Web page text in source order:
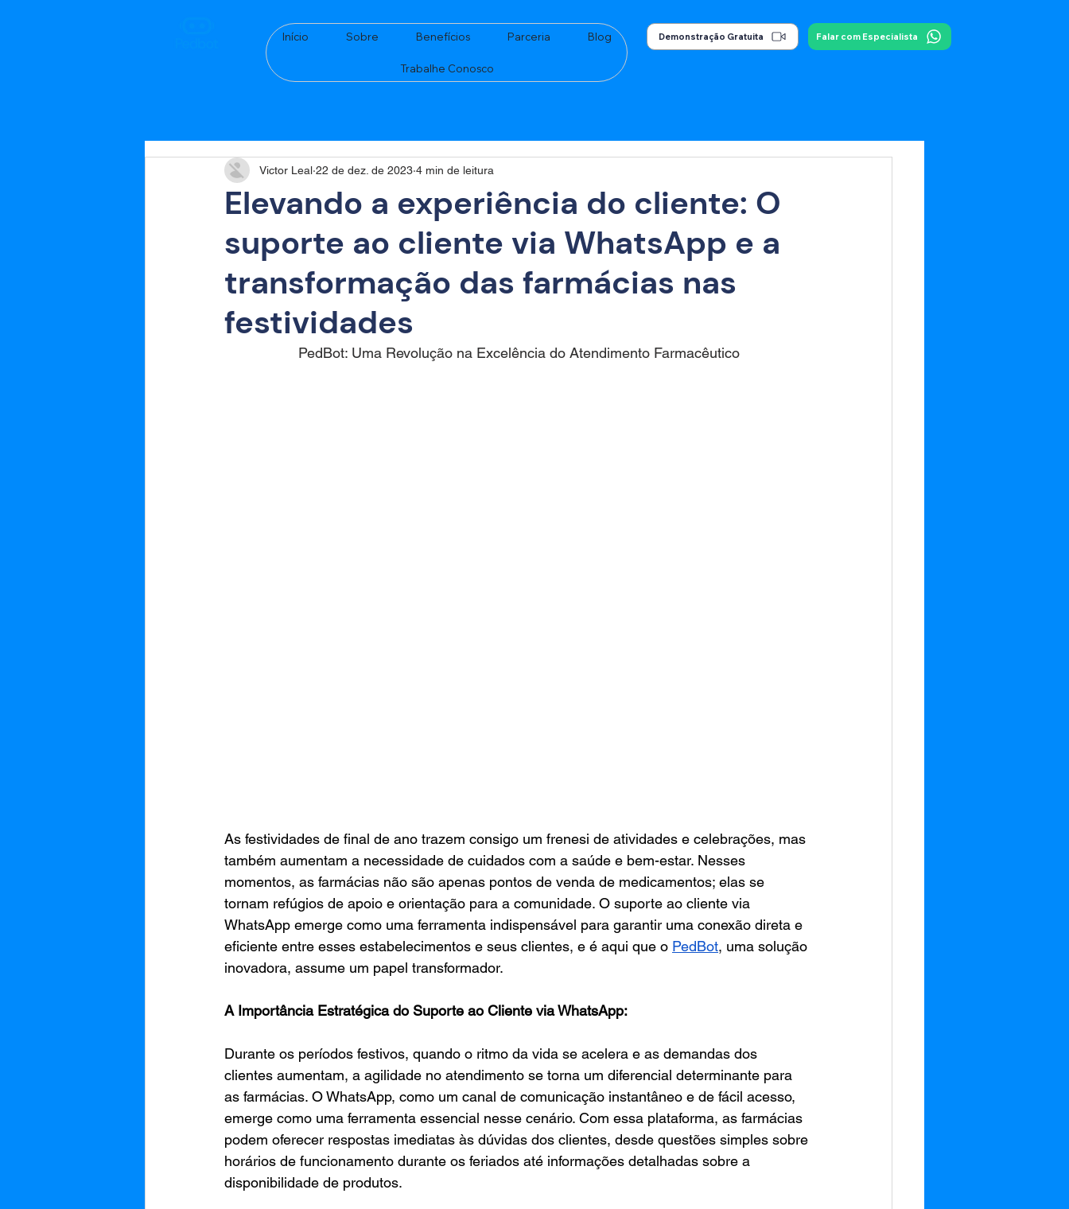
Início Sobre Benefícios Parceria Blog
Trabalhe Conosco
Demonstração Gratuita Falar com Especialista
Elevando a experiência do cliente: O
suporte ao cliente via WhatsApp e a
transformação das farmácias nas
festividades
Victor Leal 22 de dez. de 2023 4 min de leitura
PedBot: Uma Revolução na Excelência do Atendimento Farmacêutico
As festividades de final de ano trazem consigo um frenesi de atividades e celebrações, mas
também aumentam a necessidade de cuidados com a saúde e bem-estar. Nesses
momentos, as farmácias não são apenas pontos de venda de medicamentos; elas se
tornam refúgios de apoio e orientação para a comunidade. O suporte ao cliente via
WhatsApp emerge como uma ferramenta indispensável para garantir uma conexão direta e
eficiente entre esses estabelecimentos e seus clientes, e é aqui que o PedBot, uma solução
inovadora, assume um papel transformador.
A Importância Estratégica do Suporte ao Cliente via WhatsApp:
Durante os períodos festivos, quando o ritmo da vida se acelera e as demandas dos
clientes aumentam, a agilidade no atendimento se torna um diferencial determinante para
as farmácias. O WhatsApp, como um canal de comunicação instantâneo e de fácil acesso,
emerge como uma ferramenta essencial nesse cenário. Com essa plataforma, as farmácias
podem oferecer respostas imediatas às dúvidas dos clientes, desde questões simples sobre
horários de funcionamento durante os feriados até informações detalhadas sobre a
disponibilidade de produtos.